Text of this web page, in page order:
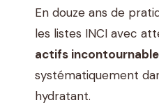
En douze ans de
les listes INCI avec
actifs
systématiquement
hydratant.